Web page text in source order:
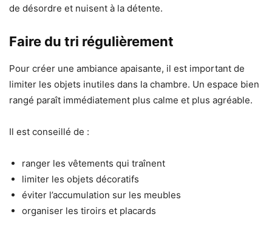
de désordre et nuisent à la détente.
Faire du tri régulièrement
Pour créer une ambiance apaisante, il est important de
limiter les objets inutiles dans la chambre. Un espace bien
rangé paraît immédiatement plus calme et plus agréable.
Il est conseillé de :
ranger les vêtements qui traînent
limiter les objets décoratifs
éviter l’accumulation sur les meubles
organiser les tiroirs et placards